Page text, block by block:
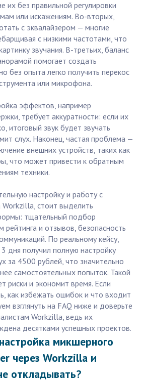
их без правильной регулировки
или искажениям. Во-вторых,
с эквалайзером — многие
с низкими частотами, что
звучания. В-третьих, баланс
помогает создать
без опыта легко получить перекос
или микрофона.
эффектов, например
требует аккуратности: если их
итоговый звук будет звучать
слух. Наконец, частая проблема —
внешних устройств, таких как
что может привести к обратным
техники.
настройку и работу с
стоит выделить
тщательный подбор
рейтинга и отзывов, безопасность
По реальному кейсу,
дня получил полную настройку
за 4500 рублей, что значительно
самостоятельных попыток. Такой
риски и экономит время. Если
как избежать ошибок и что входит
взглянуть на FAQ ниже и доверьте
Workzilla, ведь их
десятками успешных проектов.
микшерного
через Workzilla и
откладывать?